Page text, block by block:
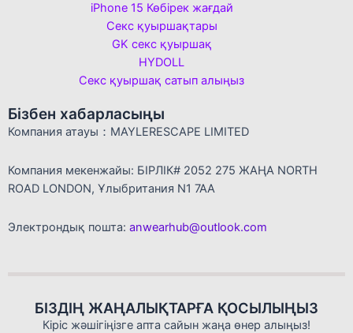
iPhone 15 Көбірек жағдай
Секс қуыршақтары
GK секс қуыршақ
HYDOLL
Секс қуыршақ сатып алыңыз
Бізбен хабарласыңы
Компания атауы：MAYLERESCAPE LIMITED
Компания мекенжайы: БІРЛІК# 2052 275 ЖАҢА NORTH
ROAD LONDON, Ұлыбритания N1 7AA
Электрондық пошта: anwearhub@outlook.com
БІЗДІҢ ЖАҢАЛЫҚТАРҒА ҚОСЫЛЫҢЫЗ
Кіріс жәшігіңізге апта сайын жаңа өнер алыңыз!